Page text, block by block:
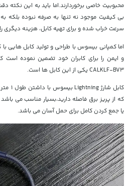
محبوبیت خاصی برخوردارند.اما باید به این
بی کیفیت موجود نه تنها به صرفه نبوده بلکه
سرعت خراب شده و برای تهیه کابل، هزینه دیگری را
اما کمپانی بیسوس با طراحی و تولید کابل هایی
CALKLF-BV3 یکی از این کابل ها است.
کابل شارژ Lightning
که از پریز برق فاصله دارید،بسیار مناسب می
یا جمع کردن کامل برای حمل آسان می باشد.